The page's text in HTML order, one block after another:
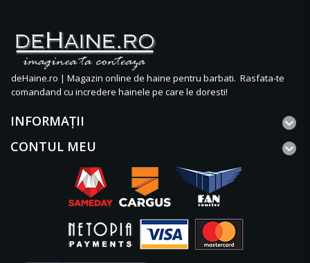
deHaine.ro | Magazin online de haine pentru barbati. Rasfata-te
comandand cu incredere hainele pe care le doresti!
INFORMAŢII
CONTUL MEU